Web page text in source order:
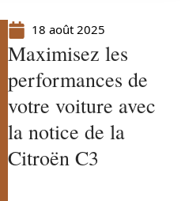
18 août 2025
Maximisez les
performances de
votre voiture avec
la notice de la
Citroën C3